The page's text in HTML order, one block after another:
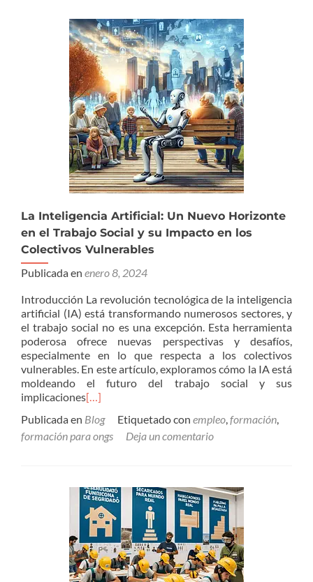
La Inteligencia Artificial: Un Nuevo Horizonte
en el Trabajo Social y su Impacto en los
Colectivos Vulnerables
Publicada en enero 8, 2024
Introducción La revolución tecnológica de la inteligencia
artificial (IA) está transformando numerosos sectores, y
el trabajo social no es una excepción. Esta herramienta
poderosa ofrece nuevas perspectivas y desafíos,
especialmente en lo que respecta a los colectivos
vulnerables. En este artículo, exploramos cómo la IA está
moldeando el futuro del trabajo social y sus
implicaciones[…]
Publicada en Blog Etiquetado con empleo,formación,
formación para ongs
Deja un comentario